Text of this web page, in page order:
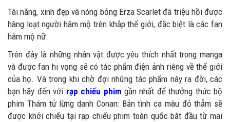
Tài năng, xinh đẹp và nóng bỏng Erza Scarlet đã triệu hồi được
hàng loạt người hâm mộ trên khắp thế giới, đặc biệt là các fan
hâm mộ nữ.
Trên đây là những nhân vật được yêu thích nhất trong manga
và được fan hi vọng sẽ có tác phẩm điện ảnh riêng về thế giới
của họ. Và trong khi chờ đợi những tác phẩm này ra đời, các
bạn hãy đến với rạp chiếu phim gần nhất để thưởng thức bộ
phim Thám tử lừng danh Conan: Bản tình ca màu đỏ thẫm sẽ
được khởi chiếu tại rạp chiếu phim toàn quốc bắt đầu từ mai